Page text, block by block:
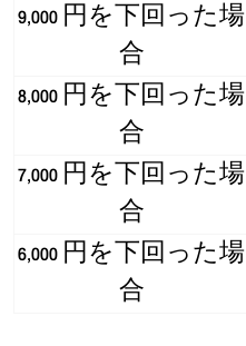
9,000 円を下回った場
合
8,000 円を下回った場
合
7,000 円を下回った場
合
6,000 円を下回った場
合